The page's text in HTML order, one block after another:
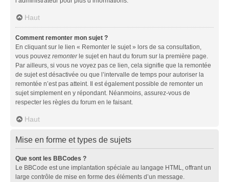
Haut
Comment remonter mon sujet ?
En cliquant sur le lien « Remonter le sujet » lors de sa consultation,
vous pouvez remonterle sujet en haut du forum sur la première page.
Par ailleurs, si vous ne voyez pas ce lien, cela signifie que la remontée
de sujet est désactivée ou que l’intervalle de temps pour autoriser la
remontée n’est pas atteint. Il est également possible de remonter un
sujet simplement en y répondant. Néanmoins, assurez-vous de
respecter les règles du forum en le faisant.
Haut
Mise en forme et types de sujets
Que sont les BBCodes ?
Le BBCode est une implantation spéciale au langage HTML, offrant un
large contrôle de mise en forme des éléments d’un message.